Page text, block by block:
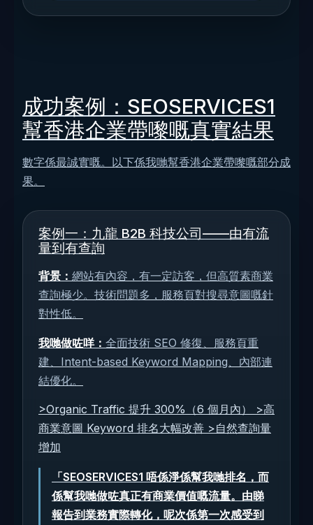
成功案例：SEOSERVICES1
幫香港企業帶嚟嘅真實結果
數字係最誠實嘅。以下係我哋幫香港企業帶嚟嘅部分成
果。
案例一：九龍 B2B 科技公司——由有流
量到有查詢
背景： 網站有內容，有一定訪客，但高質素商業
查詢極少。技術問題多，服務頁對搜尋意圖嘅針
對性低。
我哋做咗咩： 全面技術 SEO 修復、服務頁重
建、Intent-based Keyword Mapping、內部連
結優化。
>Organic Traffic 提升 300%（6 個月內） >高
商業意圖 Keyword 排名大幅改善 >自然查詢量
增加
「SEOSERVICES1 唔係淨係幫我哋排名，而
係幫我哋做咗真正有商業價值嘅流量。由睇
報告到業務實際轉化，呢次係第一次感受到